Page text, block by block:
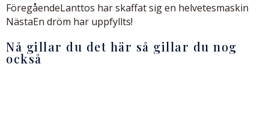
FöregåendeLanttos har skaffat sig en helvetesmaskin
NästaEn dröm har uppfyllts!
Nå gillar du det här så gillar du nog
också